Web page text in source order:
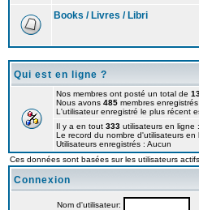
Books / Livres / Libri
Qui est en ligne ?
Nos membres ont posté un total de
Nous avons 485 membres enregistrés
L'utilisateur enregistré le plus récent
Il y a en tout 333 utilisateurs en
Le record du nombre d'utilisateurs en
Utilisateurs enregistrés : Aucun
Ces données sont basées sur les utilisateurs
Connexion
Nom d'utilisateur: